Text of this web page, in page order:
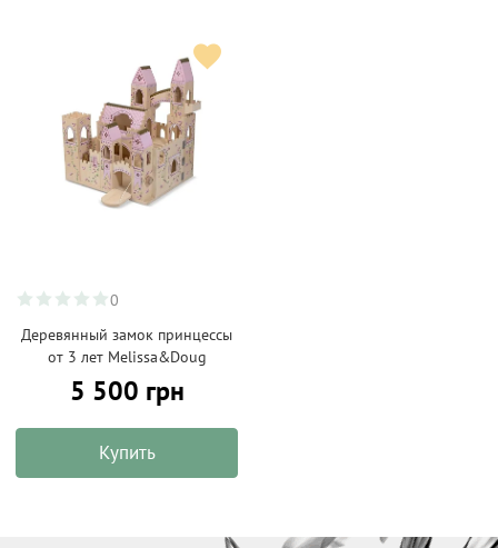
0
Деревянный замок принцессы
от 3 лет Melissa&Doug
5 500 грн
Купить